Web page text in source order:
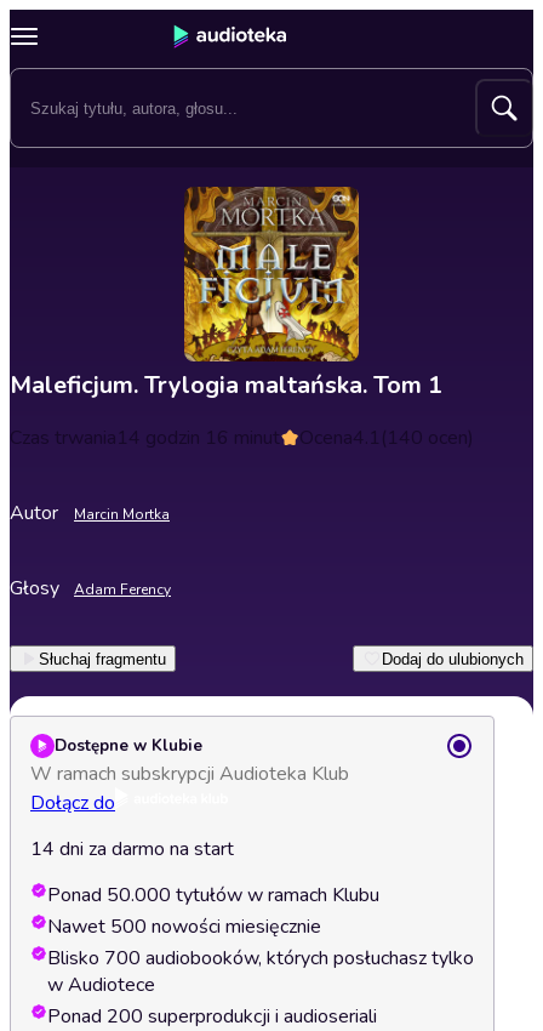
Maleficjum. Trylogia maltańska. Tom 1
Czas trwania14 godzin 16 minut Ocena4.1(140 ocen)
Autor Marcin Mortka
Głosy Adam Ferency
Słuchaj fragmentu Dodaj do ulubionych
Dostępne w Klubie
W ramach subskrypcji Audioteka Klub
Dołącz do
14 dni za darmo na start
Ponad 50.000 tytułów w ramach Klubu
Nawet 500 nowości miesięcznie
Blisko 700 audiobooków, których posłuchasz tylko
w Audiotece
Ponad 200 superprodukcji i audioseriali